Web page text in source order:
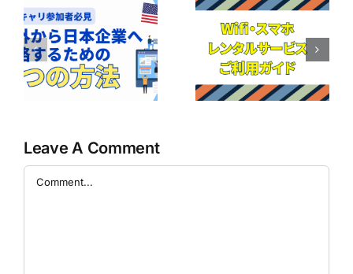
【保存版】レン
タルポケット
WiFi・スマート
フォンサービス
ご利用ガイド
【けーたい屋】
ロスキャリ キャ
ンペーン2025
Leave A Comment
Comment